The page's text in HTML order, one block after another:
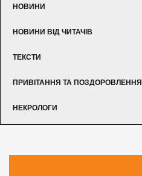
НОВИНИ
НОВИНИ ВІД ЧИТАЧІВ
ТЕКСТИ
ПРИВІТАННЯ ТА ПОЗДОРОВЛЕННЯ
НЕКРОЛОГИ